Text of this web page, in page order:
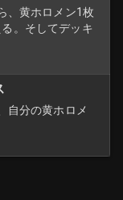
、黄ホロメン1枚
。そしてデッキ
自分の黄ホロメ